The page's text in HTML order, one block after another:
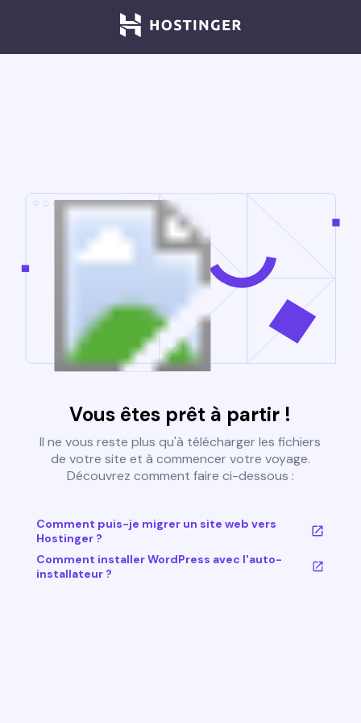
Vous êtes prêt à partir !
Il ne vous reste plus qu'à télécharger les fichiers
de votre site et à commencer votre voyage.
Découvrez comment faire ci-dessous :
Comment puis-je migrer un site web vers
Hostinger ?
Comment installer WordPress avec l'auto-
installateur ?